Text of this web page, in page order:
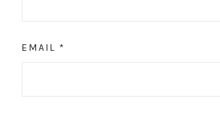
EMAIL *